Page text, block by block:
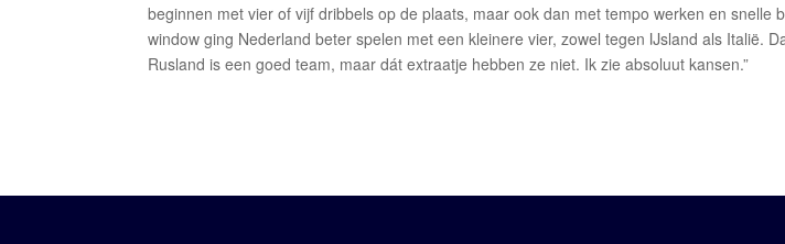
beginnen met vier of vijf dribbels op de plaats, maar ook dan met tempo werken en snelle
window ging Nederland beter spelen met een kleinere vier, zowel tegen IJsland als Italië.
Rusland is een goed team, maar dát extraatje hebben ze niet. Ik zie absoluut kansen.”